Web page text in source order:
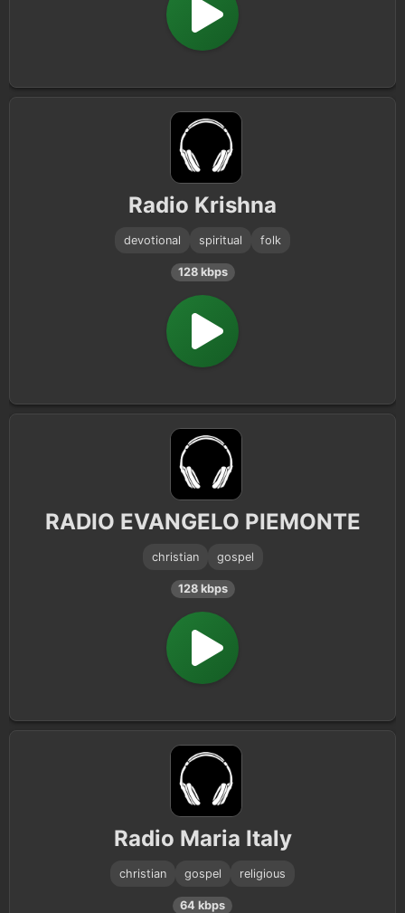
Radio Krishna
devotional spiritual folk
128 kbps
RADIO EVANGELO PIEMONTE
christian gospel
128 kbps
Radio Maria Italy
christian gospel religious
64 kbps